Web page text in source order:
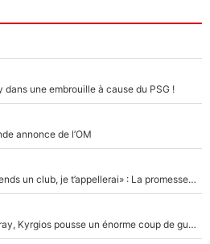
dans une embrouille à cause du PSG !
annonce de l’OM
Mercato - OM - «Dès que je prends un club, je t’appellerai» : La promesse de Marcelino au moment de claquer la porte
Victime de racisme contre Murray, Kyrgios pousse un énorme coup de gueule !